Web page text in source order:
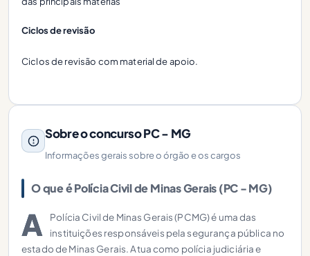
Ciclos de revisão
Ciclos de revisão com material de apoio.
Sobre o concurso PC - MG
Informações gerais sobre o órgão e os cargos
O que é Polícia Civil de Minas Gerais (PC - MG)
A
Polícia Civil de Minas Gerais (PCMG) é uma das
instituições responsáveis pela segurança pública no
estado de Minas Gerais. Atua como polícia judiciária e